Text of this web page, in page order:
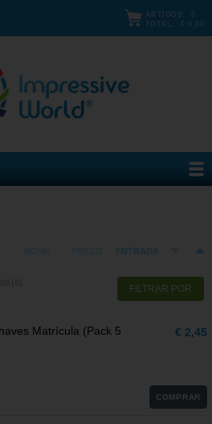
ARTIGOS:
0
TOTAL:
€ 0,00
ENTRADA
FILTRAR POR
Matrícula (Pack 5
€ 2,45
COMPRAR